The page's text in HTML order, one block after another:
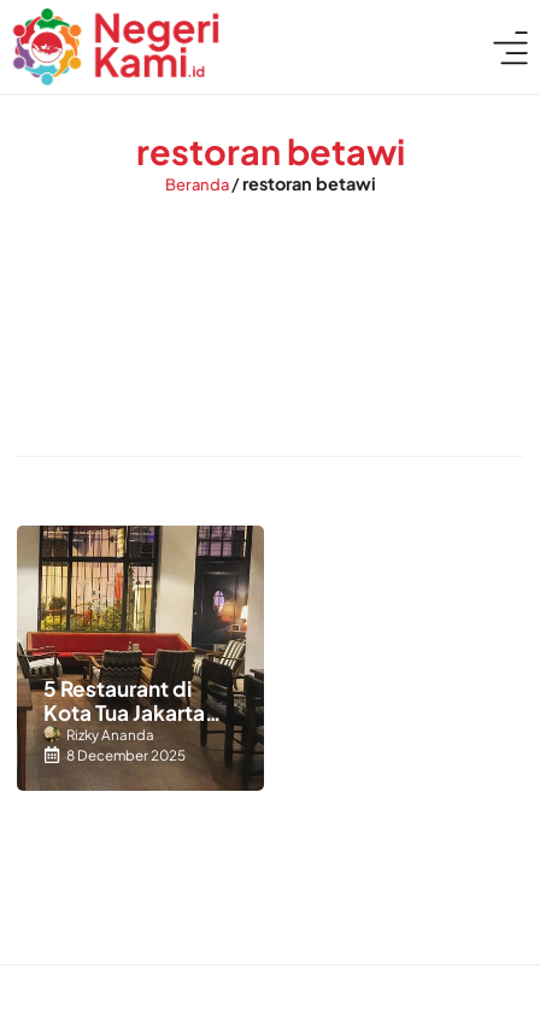
restoran betawi
Beranda/restoran betawi
5 Restaurant di
Kota Tua Jakarta
yang Sajikan
Kuliner Legendaris
Rizky Ananda
8 December 2025